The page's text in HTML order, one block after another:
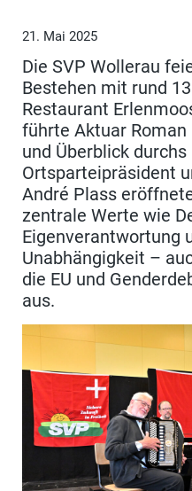
21. Mai 2025
Die SVP Wollerau
Bestehen mit rund
Restaurant
führte Aktuar
und Überblick
Ortsparteipräsident
André Plass
zentrale Werte wie
Eigenverantwortung
Unabhängigkeit –
die EU und
aus.